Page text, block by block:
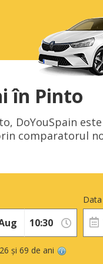
în Pinto
DoYouSpain
comparatorul
și 69 de ani